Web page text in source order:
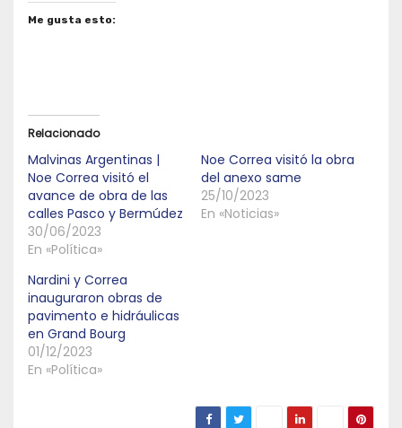
Me gusta esto:
Relacionado
Malvinas Argentinas |
Noe Correa visitó el
avance de obra de las
calles Pasco y Bermúdez
30/06/2023
En «Política»
Noe Correa visitó la obra
del anexo same
25/10/2023
En «Noticias»
Nardini y Correa
inauguraron obras de
pavimento e hidráulicas
en Grand Bourg
01/12/2023
En «Política»